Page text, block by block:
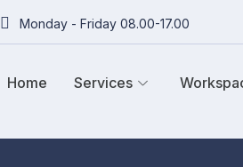
Monday - Friday 08.00-17.00
Home Services